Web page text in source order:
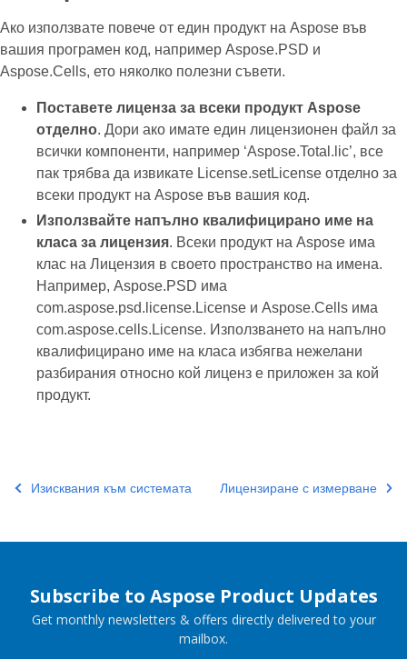
Ако използвате повече от един продукт на Aspose във
вашия програмен код, например Aspose.PSD и
Aspose.Cells, ето няколко полезни съвети.
Поставете лиценза за всеки продукт Aspose
отделно. Дори ако имате един лицензионен файл за
всички компоненти, например ‘Aspose.Total.lic’, все
пак трябва да извикате License.setLicense отделно за
всеки продукт на Aspose във вашия код.
Използвайте напълно квалифицирано име на
класа за лицензия. Всеки продукт на Aspose има
клас на Лицензия в своето пространство на имена.
Например, Aspose.PSD има
com.aspose.psd.license.License и Aspose.Cells има
com.aspose.cells.License. Използването на напълно
квалифицирано име на класа избягва нежелани
разбирания относно кой лиценз е приложен за кой
продукт.
Изисквания към системата Лицензиране с измерване
Subscribe to Aspose Product Updates
Get monthly newsletters & offers directly delivered to your
mailbox.